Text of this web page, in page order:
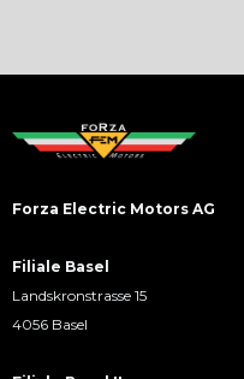
Forza Electric Motors AG
Filiale Basel
Landskronstrasse 15
4056 Basel